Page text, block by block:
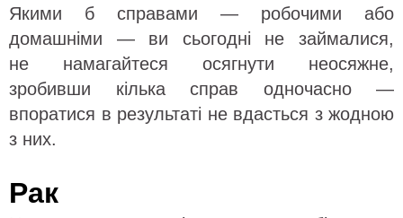
Якими б справами — робочими або
домашніми — ви сьогодні не займалися,
не намагайтеся осягнути неосяжне,
зробивши кілька справ одночасно —
впоратися в результаті не вдасться з жодною
з них.
Рак